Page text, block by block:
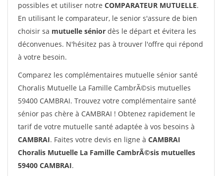
possibles et utiliser notre COMPARATEUR MUTUELLE.
En utilisant le comparateur, le senior s'assure de bien
choisir sa mutuelle sénior dès le départ et évitera les
déconvenues. N'hésitez pas à trouver l'offre qui répond
à votre besoin.
Comparez les complémentaires mutuelle sénior santé
Choralis Mutuelle La Famille CambrÃ©sis mutuelles
59400 CAMBRAI. Trouvez votre complémentaire santé
sénior pas chère à CAMBRAI ! Obtenez rapidement le
tarif de votre mutuelle santé adaptée à vos besoins à
CAMBRAI. Faites votre devis en ligne à CAMBRAI
Choralis Mutuelle La Famille CambrÃ©sis mutuelles
59400 CAMBRAI.